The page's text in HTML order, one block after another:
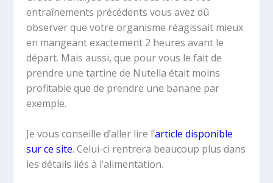
entraînements précédents vous avez dû
observer que votre organisme réagissait mieux
en mangeant exactement 2 heures avant le
départ. Mais aussi, que pour vous le fait de
prendre une tartine de Nutella était moins
profitable que de prendre une banane par
exemple.
Je vous conseille d’aller lire l’article disponible
sur ce site. Celui-ci rentrera beaucoup plus dans
les détails liés à l’alimentation.